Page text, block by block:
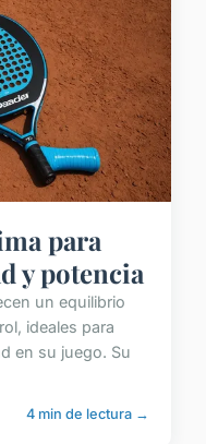
para
y potencia
un equilibrio
ideales para
en su juego. Su
4 min de lectura →